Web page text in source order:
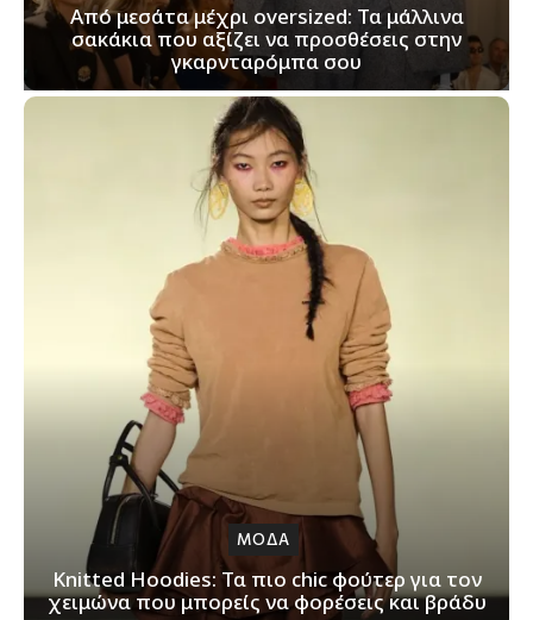
Από μεσάτα μέχρι oversized: Τα μάλλινα
σακάκια που αξίζει να προσθέσεις στην
γκαρνταρόμπα σου
ΜΟΔΑ
Knitted Hoodies: Τα πιο chic φούτερ για τον
χειμώνα που μπορείς να φορέσεις και βράδυ